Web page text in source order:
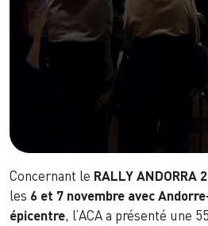
Concernant le RALLY ANDORRA
les 6 et 7 novembre avec
épicentre, l’ACA a présenté une